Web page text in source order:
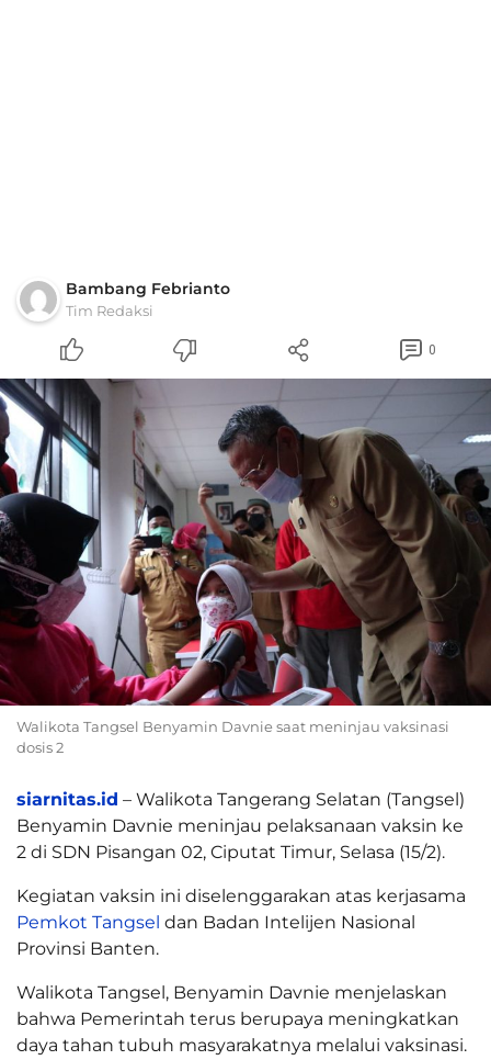
Bambang Febrianto
Tim Redaksi
0
Walikota Tangsel Benyamin Davnie saat meninjau vaksinasi
dosis 2
siarnitas.id – Walikota Tangerang Selatan (Tangsel)
Benyamin Davnie meninjau pelaksanaan vaksin ke
2 di SDN Pisangan 02, Ciputat Timur, Selasa (15/2).
Kegiatan vaksin ini diselenggarakan atas kerjasama
Pemkot Tangsel dan Badan Intelijen Nasional
Provinsi Banten.
Walikota Tangsel, Benyamin Davnie menjelaskan
bahwa Pemerintah terus berupaya meningkatkan
daya tahan tubuh masyarakatnya melalui vaksinasi.